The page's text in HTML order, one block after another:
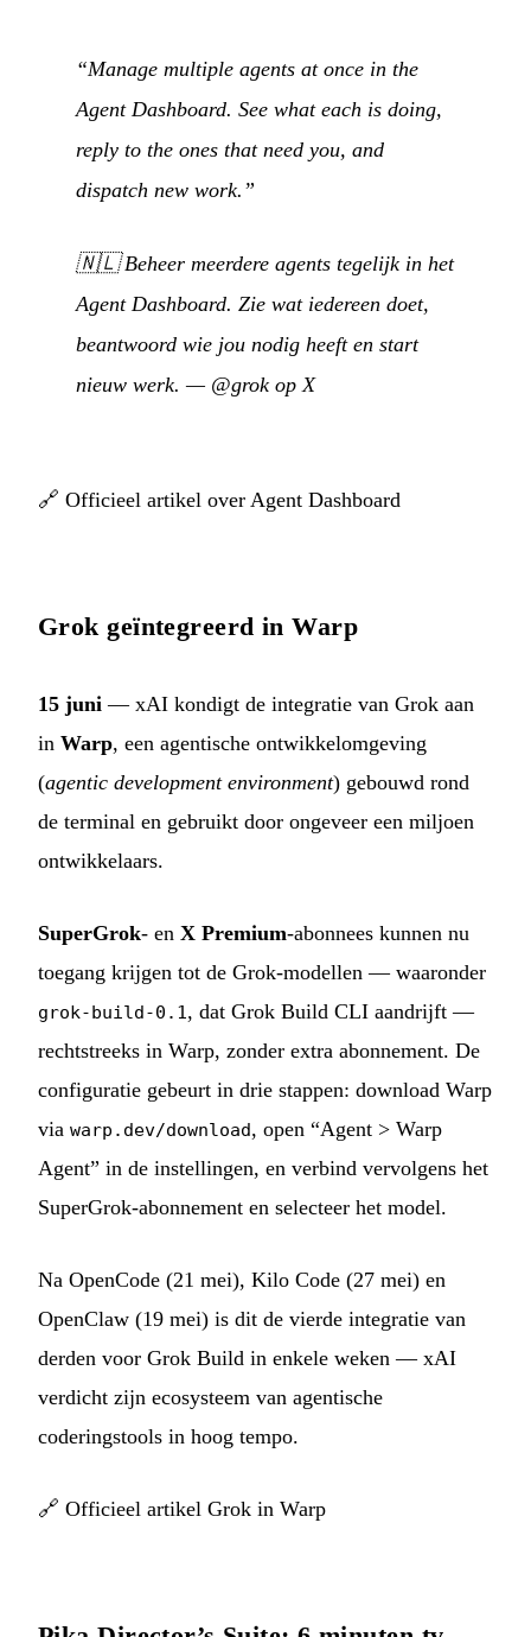
“Manage multiple agents at once in the
Agent Dashboard. See what each is doing,
reply to the ones that need you, and
dispatch new work.”
🇳🇱Beheer meerdere agents tegelijk in het
Agent Dashboard. Zie wat iedereen doet,
beantwoord wie jou nodig heeft en start
nieuw werk. — @grok op X
🔗 Officieel artikel over Agent Dashboard
Grok geïntegreerd in Warp
15 juni — xAI kondigt de integratie van Grok aan
in Warp, een agentische ontwikkelomgeving
(agentic development environment) gebouwd rond
de terminal en gebruikt door ongeveer een miljoen
ontwikkelaars.
SuperGrok- en X Premium-abonnees kunnen nu
toegang krijgen tot de Grok-modellen — waaronder
grok-build-0.1 , dat Grok Build CLI aandrijft —
rechtstreeks in Warp, zonder extra abonnement. De
configuratie gebeurt in drie stappen: download Warp
via warp.dev/download, open “Agent > Warp
Agent” in de instellingen, en verbind vervolgens het
SuperGrok-abonnement en selecteer het model.
Na OpenCode (21 mei), Kilo Code (27 mei) en
OpenClaw (19 mei) is dit de vierde integratie van
derden voor Grok Build in enkele weken — xAI
verdicht zijn ecosysteem van agentische
coderingstools in hoog tempo.
🔗 Officieel artikel Grok in Warp